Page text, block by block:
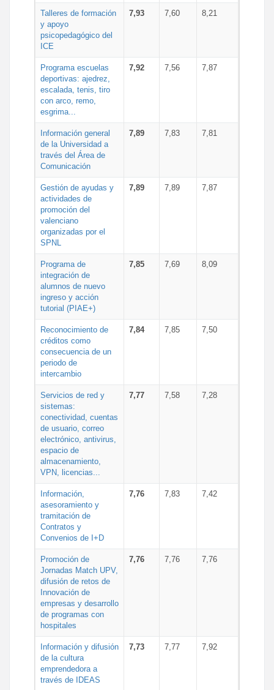
Talleres de formación
y apoyo
psicopedagógico del
ICE
7,93 7,60 8,21
Programa escuelas
deportivas: ajedrez,
escalada, tenis, tiro
con arco, remo,
esgrima...
7,92 7,56 7,87
Información general
de la Universidad a
través del Área de
Comunicación
7,89 7,83 7,81
Gestión de ayudas y
actividades de
promoción del
valenciano
organizadas por el
SPNL
7,89 7,89 7,87
Programa de
integración de
alumnos de nuevo
ingreso y acción
tutorial (PIAE+)
7,85 7,69 8,09
Reconocimiento de
créditos como
consecuencia de un
periodo de
intercambio
7,84 7,85 7,50
Servicios de red y
sistemas:
conectividad, cuentas
de usuario, correo
electrónico, antivirus,
espacio de
almacenamiento,
VPN, licencias...
7,77 7,58 7,28
Información,
asesoramiento y
tramitación de
Contratos y
Convenios de I+D
7,76 7,83 7,42
Promoción de
Jornadas Match UPV,
difusión de retos de
Innovación de
empresas y desarrollo
de programas con
hospitales
7,76 7,76 7,76
Información y difusión
de la cultura
emprendedora a
través de IDEAS
7,73 7,77 7,92